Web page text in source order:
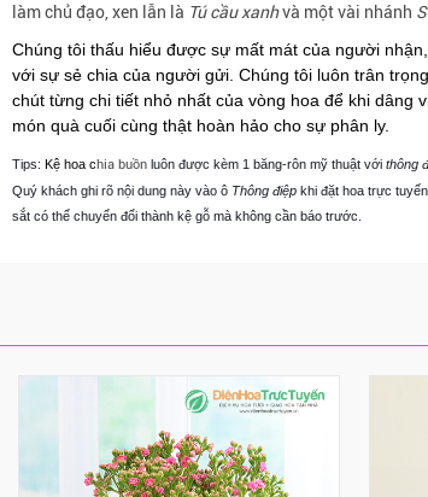
làm chủ đạo, xen lẫn là Tú cầu xanhvà một vài nhánh
Chúng tôi thấu hiểu được sự mất mát của người
với sự sẻ chia của người gửi. Chúng tôi luôn trân
chút từng chi tiết nhỏ nhất của vòng hoa để khi dâng
món quà cuối cùng thật hoàn hảo cho sự phân ly.
Tips: Kệ hoa chia buồn luôn được kèm 1 băng-rôn mỹ thuật với thông
Quý khách ghi rõ nội dung này vào ô Thông điệp khi đặt hoa trực
sắt có thể chuyển đổi thành kệ gỗ mà không cần báo trước.